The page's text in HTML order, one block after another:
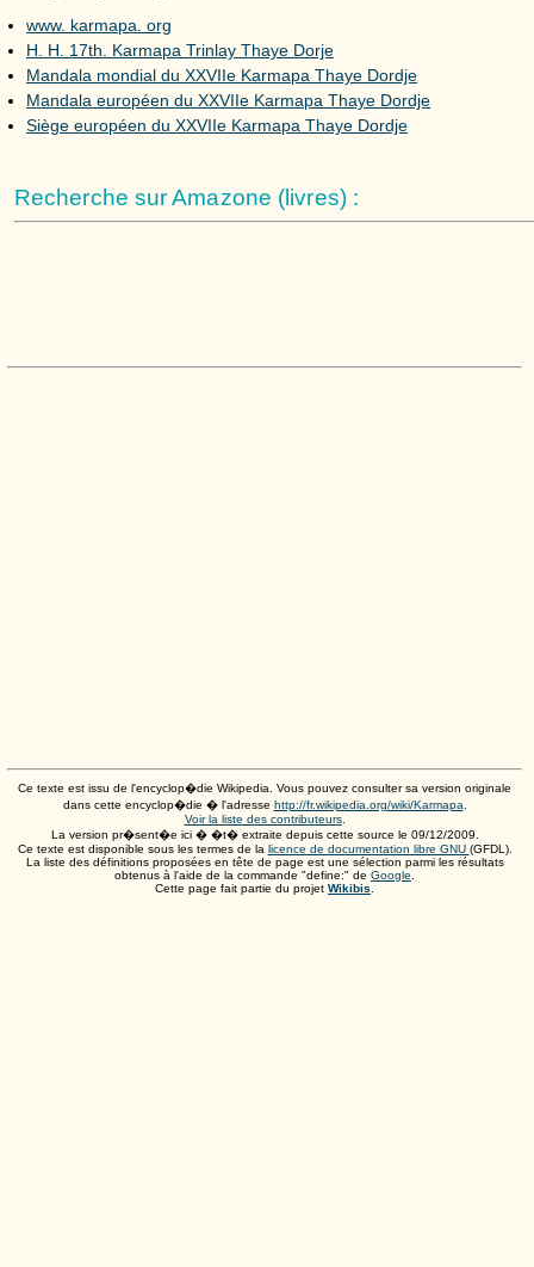
www. karmapa. org
H. H. 17th. Karmapa Trinlay Thaye Dorje
Mandala mondial du XXVIIe Karmapa Thaye Dordje
Mandala européen du XXVIIe Karmapa Thaye Dordje
Siège européen du XXVIIe Karmapa Thaye Dordje
Recherche sur Amazone (livres) :
Ce texte est issu de l'encyclop�die Wikipedia. Vous pouvez consulter sa version originale
dans cette encyclop�die � l'adresse http://fr.wikipedia.org/wiki/Karmapa
Voir la liste des contributeurs.
La version pr�sent�e ici � �t� extraite depuis cette source le 09/12/2009
Ce texte est disponible sous les termes de la licence de documentation libre GNU (GFDL).
La liste des définitions proposées en tête de page est une sélection parmi les résultats
obtenus à l'aide de la commande "define:" de Google
Cette page fait partie du projet Wikibis